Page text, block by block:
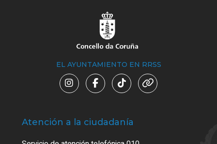
EL AYUNTAMIENTO EN RRSS
Atención a la ciudadanía